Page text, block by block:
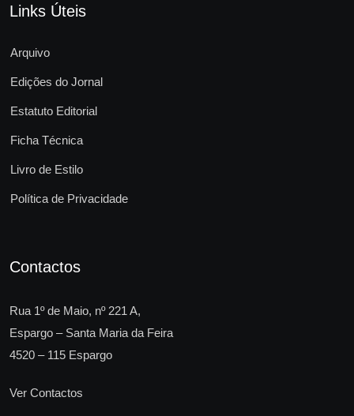
Links Úteis
Arquivo
Edições do Jornal
Estatuto Editorial
Ficha Técnica
Livro de Estilo
Política de Privacidade
Contactos
Rua 1º de Maio, nº 221 A,
Espargo – Santa Maria da Feira
4520 – 115 Espargo
Ver Contactos